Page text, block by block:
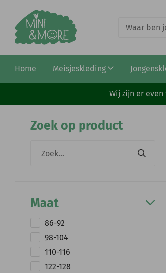
Home Meisjeskleding
Wij zijn er
Zoek op product
Maat
86-92
98-104
110-116
122-128